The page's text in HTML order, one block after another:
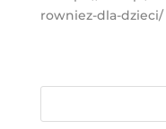
rowniez-dla-dzieci/